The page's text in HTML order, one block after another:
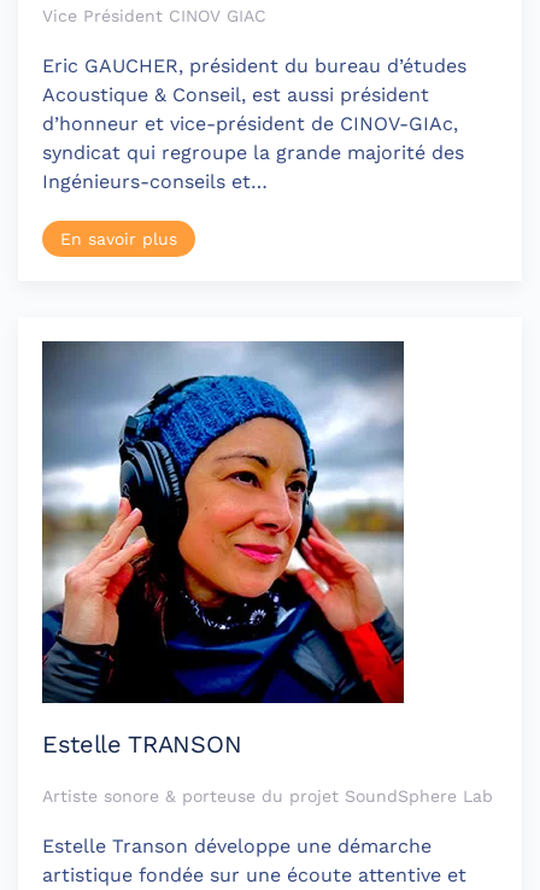
Vice Président CINOV GIAC
Eric GAUCHER, président du bureau d’études
Acoustique & Conseil, est aussi président
d’honneur et vice-président de CINOV-GIAc,
syndicat qui regroupe la grande majorité des
Ingénieurs-conseils et…
En savoir plus
Estelle TRANSON
Artiste sonore & porteuse du projet SoundSphere Lab
Estelle Transon développe une démarche
artistique fondée sur une écoute attentive et